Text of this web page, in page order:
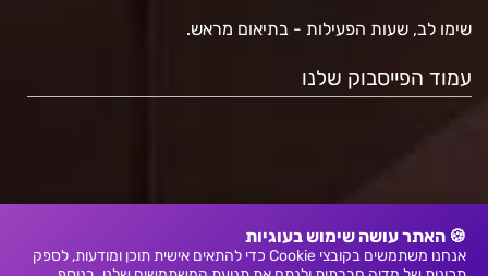
🍪 האתר עושה שימוש בעוגיות
אנחנו משתמשים בקובצי Cookie כדי להתאים אישית תוכן ומודעות, לספק
שימו לב, שעות הפעילות - בתיאום מראש.
עמוד הפייסבוק שלנו